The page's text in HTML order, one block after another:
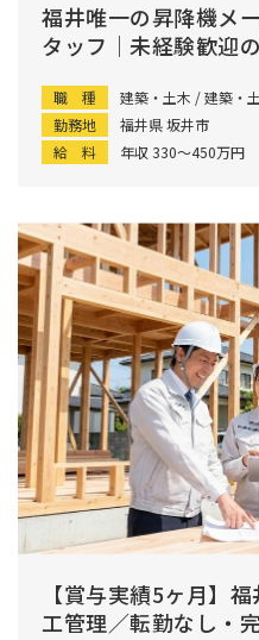
福井唯一の昇降機メ
タッフ｜未経験歓迎
職 種
建築・土木 / 建築・
勤務地
福井県 坂井市
給 料
年収 330〜450万円
【賞与実績5ヶ月】
工管理／転勤なし・